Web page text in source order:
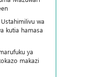
wa
kutia hamasa
ya
makazi